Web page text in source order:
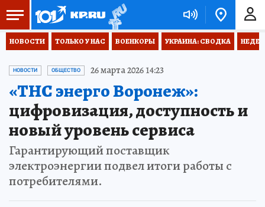
НОВОСТИ ТОЛЬКО У НАС ВОЕНКОРЫ УКРАИНА: СВОДКА
НОВОСТИ ОБЩЕСТВО 26 марта 2026 14:23
«ТНС энерго Воронеж»:
цифровизация, доступность и
новый уровень сервиса
Гарантирующий поставщик
электроэнергии подвел итоги работы с
потребителями.